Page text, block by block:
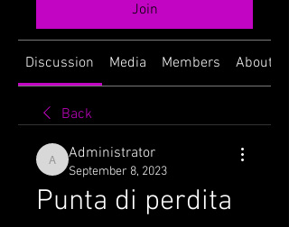
Join
Discussion Media Members About
Back
Administrator
Administrator
September 8, 2023
Punta di perdita